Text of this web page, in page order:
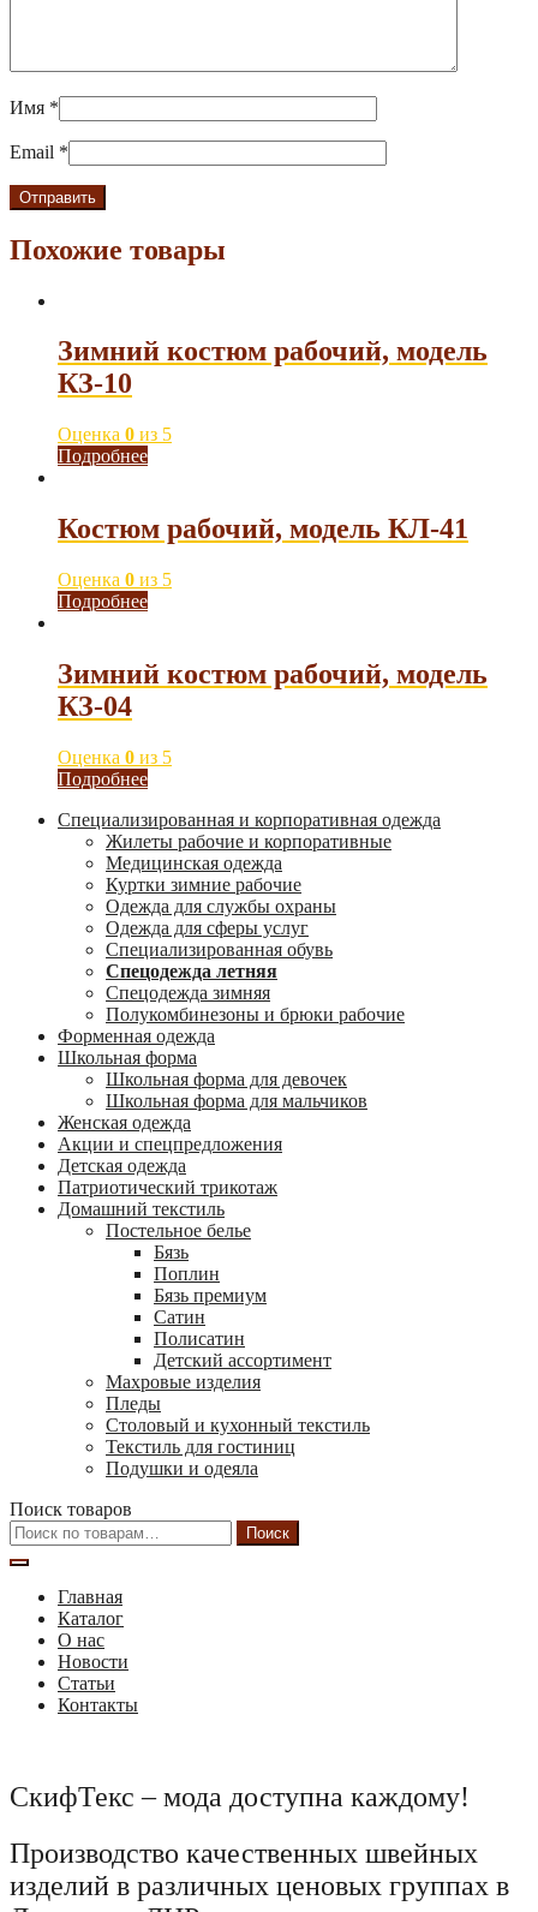
Имя *
Email *
Похожие товары
Зимний костюм рабочий, модель
КЗ-10
Оценка 0 из 5
Подробнее
Костюм рабочий, модель КЛ-41
Оценка 0 из 5
Подробнее
Зимний костюм рабочий, модель
КЗ-04
Оценка 0 из 5
Подробнее
Специализированная и корпоративная одежда
Жилеты рабочие и корпоративные
Медицинская одежда
Куртки зимние рабочие
Одежда для службы охраны
Одежда для сферы услуг
Специализированная обувь
Спецодежда летняя
Спецодежда зимняя
Полукомбинезоны и брюки рабочие
Форменная одежда
Школьная форма
Школьная форма для девочек
Школьная форма для мальчиков
Женская одежда
Акции и спецпредложения
Детская одежда
Патриотический трикотаж
Домашний текстиль
Постельное белье
Бязь
Поплин
Бязь премиум
Сатин
Полисатин
Детский ассортимент
Махровые изделия
Пледы
Столовый и кухонный текстиль
Текстиль для гостиниц
Подушки и одеяла
Поиск товаров
Искать:
Поиск
Главная
Каталог
О нас
Новости
Статьи
Контакты
СкифТекс – мода доступна каждому!
Производство качественных швейных
изделий в различных ценовых группах в